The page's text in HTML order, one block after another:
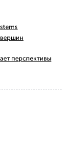
перспективы